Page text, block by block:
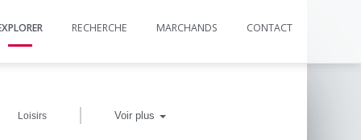
RECHERCHE MARCHANDS CONTACT
Loisirs | Voir plus